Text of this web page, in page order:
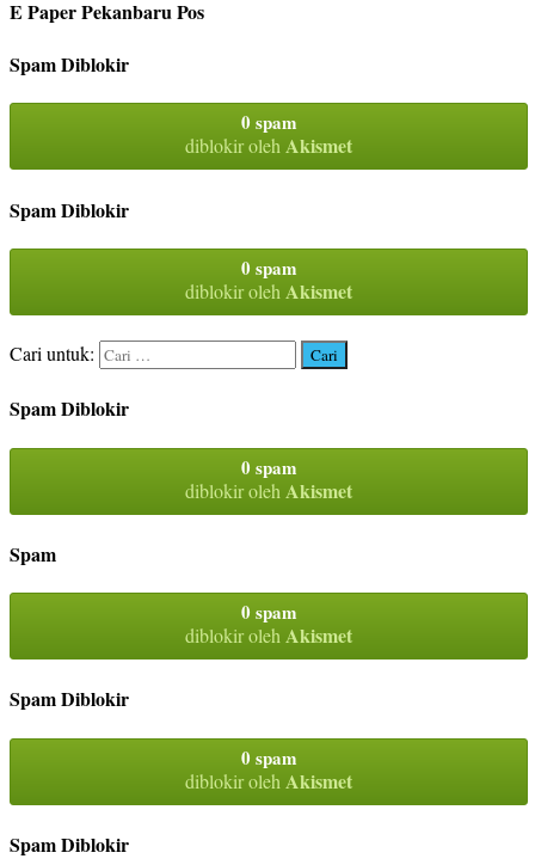
E Paper Pekanbaru Pos
Spam Diblokir
0 spam
diblokir olehAkismet
Spam Diblokir
0 spam
diblokir oleh Akismet
Cari untuk:
Spam Diblokir
0 spam
diblokir oleh Akismet
Spam
0 spam
diblokir olehAkismet
Spam Diblokir
0 spam
diblokir oleh Akismet
Spam Diblokir